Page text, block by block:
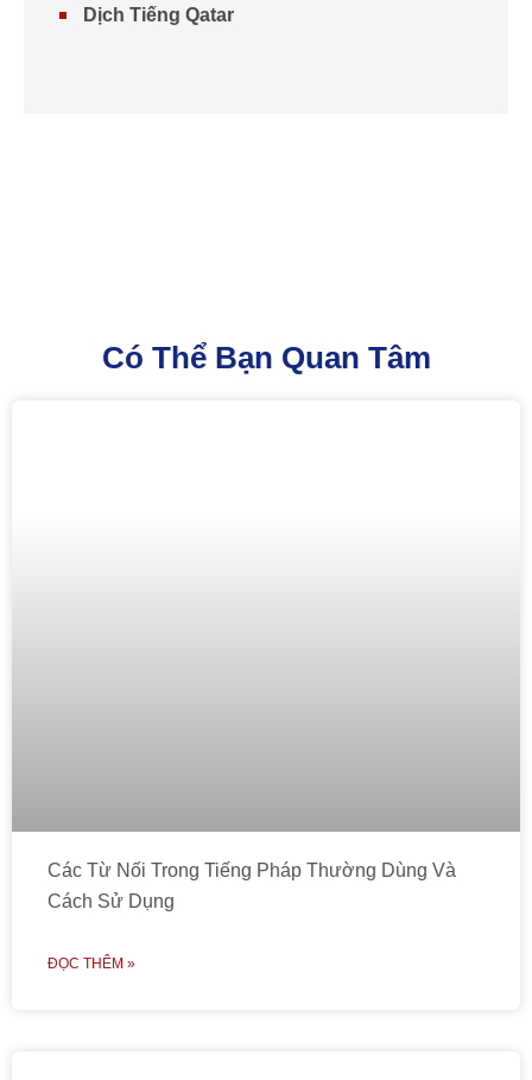
Dịch Tiếng Qatar
Có Thể Bạn Quan Tâm
Các Từ Nối Trong Tiếng Pháp Thường Dùng Và
Cách Sử Dụng
ĐỌC THÊM »